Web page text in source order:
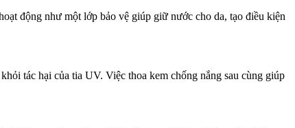
động như một lớp bảo vệ giúp giữ nước cho da, tạo điều kiện
tác hại của tia UV. Việc thoa kem chống nắng sau cùng giúp